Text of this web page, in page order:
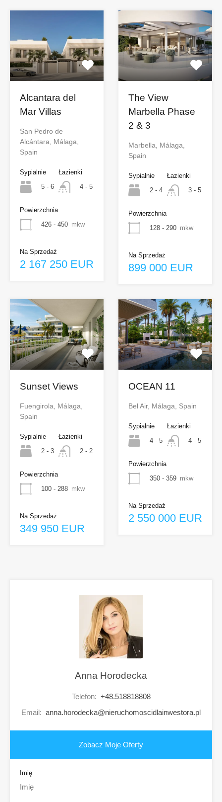
Alcantara del
Mar Villas
San Pedro de
Alcántara, Málaga,
Spain
Sypialnie
5 - 6
Łazienki
4 - 5
Powierzchnia
426 - 450 mkw
Na Sprzedaż
2 167 250 EUR
The View
Marbella Phase
2 & 3
Marbella, Málaga,
Spain
Sypialnie
2 - 4
Łazienki
3 - 5
Powierzchnia
128 - 290 mkw
Na Sprzedaż
899 000 EUR
Sunset Views
Fuengirola, Málaga,
Spain
Sypialnie
2 - 3
Łazienki
2 - 2
Powierzchnia
100 - 288 mkw
Na Sprzedaż
349 950 EUR
OCEAN 11
Bel Air, Málaga, Spain
Sypialnie
4 - 5
Łazienki
4 - 5
Powierzchnia
350 - 359 mkw
Na Sprzedaż
2 550 000 EUR
Anna Horodecka
Telefon: +48.518818808
Email: anna.horodecka@nieruchomoscidlainwestora.pl
Zobacz Moje Oferty
Imię